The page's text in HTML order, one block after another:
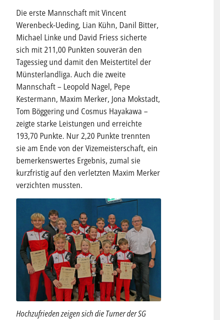
Die erste Mannschaft mit Vincent
Werenbeck-Ueding, Lian Kühn, Danil Bitter,
Michael Linke und David Friess sicherte
sich mit 211,00 Punkten souverän den
Tagessieg und damit den Meistertitel der
Münsterlandliga. Auch die zweite
Mannschaft – Leopold Nagel, Pepe
Kestermann, Maxim Merker, Jona Mokstadt,
Tom Böggering und Cosmus Hayakawa –
zeigte starke Leistungen und erreichte
193,70 Punkte. Nur 2,20 Punkte trennten
sie am Ende von der Vizemeisterschaft, ein
bemerkenswertes Ergebnis, zumal sie
kurzfristig auf den verletzten Maxim Merker
verzichten mussten.
Hochzufrieden zeigen sich die Turner der SG